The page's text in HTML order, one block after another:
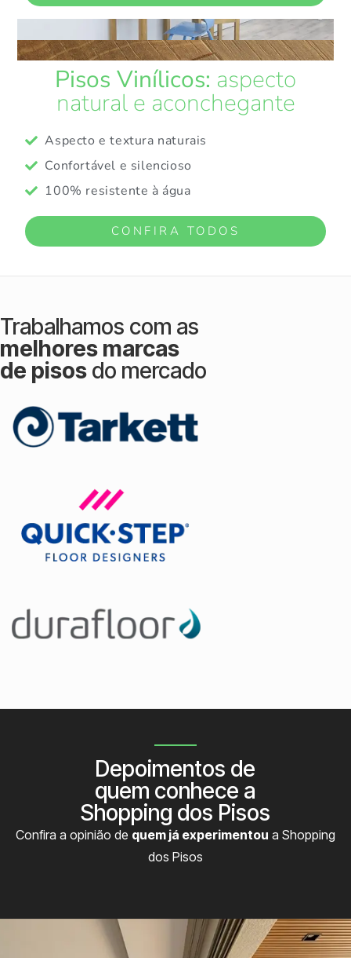
Pisos Vinílicos: aspecto
natural e aconchegante
Aspecto e textura naturais
Confortável e silencioso
100% resistente à água
CONFIRA TODOS
Trabalhamos com as
melhores marcas
de pisos do mercado
Depoimentos de
quem conhece a
Shopping dos Pisos
Confira a opinião de quem já experimentou a Shopping
dos Pisos